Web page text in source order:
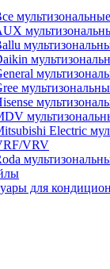
Electric
VRV
для